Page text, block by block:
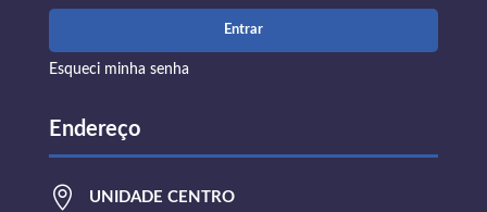
Esqueci minha senha
Endereço

UNIDADE CENTRO